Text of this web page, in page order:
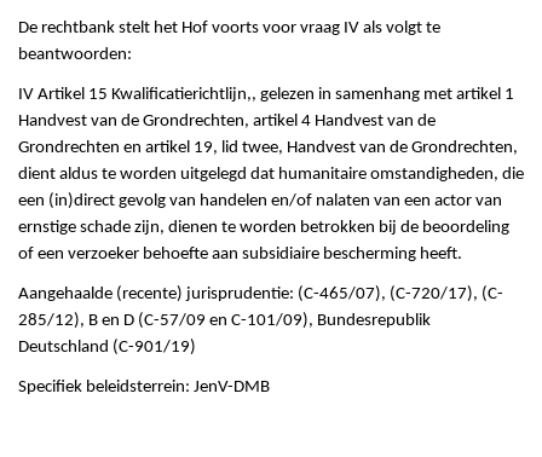
De rechtbank stelt het Hof voorts voor vraag IV als volgt te
beantwoorden:
IV Artikel 15 Kwalificatierichtlijn,, gelezen in samenhang met artikel 1
Handvest van de Grondrechten, artikel 4 Handvest van de
Grondrechten en artikel 19, lid twee, Handvest van de Grondrechten,
dient aldus te worden uitgelegd dat humanitaire omstandigheden, die
een (in)direct gevolg van handelen en/of nalaten van een actor van
ernstige schade zijn, dienen te worden betrokken bij de beoordeling
of een verzoeker behoefte aan subsidiaire bescherming heeft.
Aangehaalde (recente) jurisprudentie: (C-465/07), (C-720/17), (C-
285/12), B en D (C-57/09 en C-101/09), Bundesrepublik
Deutschland (C-901/19)
Specifiek beleidsterrein: JenV-DMB